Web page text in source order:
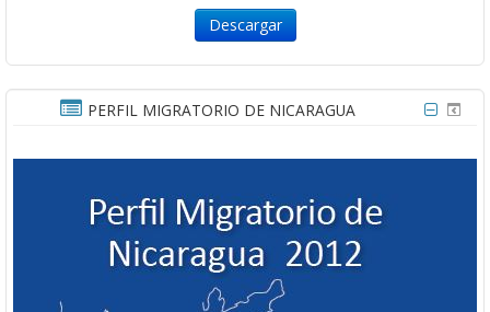
Descargar
PERFIL MIGRATORIO DE NICARAGUA